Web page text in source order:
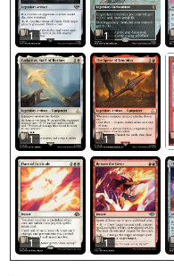
1 1
1 1
1 1